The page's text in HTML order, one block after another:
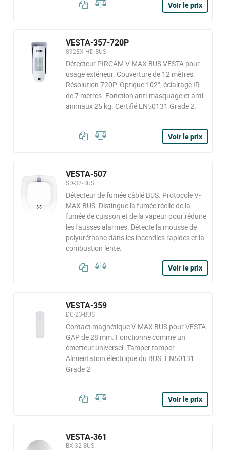
Voir le prix
VESTA-357-720P
892EX-HD-BUS
Détecteur PIRCAM V-MAX BUS VESTA pour
usage extérieur. Couverture de 12 mètres.
Résolution 720P. Optique 102°, éclairage IR
de 7 mètres. Fonction anti-masquage et anti-
animaux 25 kg. Certifié EN50131 Grade 2.
Voir le prix
VESTA-507
SD-32-BUS
Détecteur de fumée câblé BUS. Protocole V-
MAX BUS. Distingue la fumée réelle de la
fumée de cuisson et de la vapeur pour réduire
les fausses alarmes. Détecte la mousse de
polyuréthane dans les incendies rapides et la
combustion lente.
Voir le prix
VESTA-359
DC-23-BUS
Contact magnétique V-MAX BUS pour VESTA.
GAP de 28 mm. Fonctionne comme un
émetteur universel. Tamper tamper.
Alimentation électrique du BUS. EN50131
Grade 2
Voir le prix
VESTA-361
BX-32-BUS